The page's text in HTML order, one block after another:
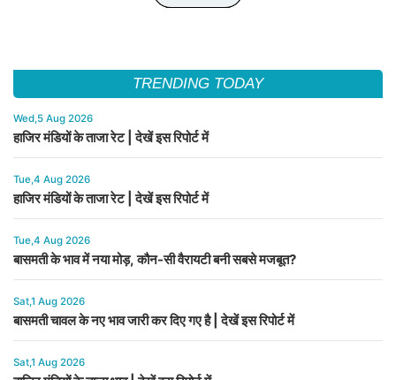
TRENDING TODAY
Wed,5 Aug 2026
हाजिर मंडियों के ताजा रेट | देखें इस रिपोर्ट में
Tue,4 Aug 2026
हाजिर मंडियों के ताजा रेट | देखें इस रिपोर्ट में
Tue,4 Aug 2026
बासमती के भाव में नया मोड़, कौन-सी वैरायटी बनी सबसे मजबूत?
Sat,1 Aug 2026
बासमती चावल के नए भाव जारी कर दिए गए है | देखें इस रिपोर्ट में
Sat,1 Aug 2026